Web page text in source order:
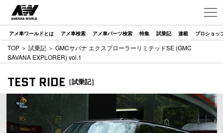
アメ車ワールドとは アメ車検索 アメ車パーツ検索 特集 試乗記 連載 プロショッ
TOP ＞ 試乗記 ＞ GMCサバナ エクスプローラーリミテッドSE (GMC
SAVANA EXPLORER) vol.1
TEST RIDE ［試乗記］